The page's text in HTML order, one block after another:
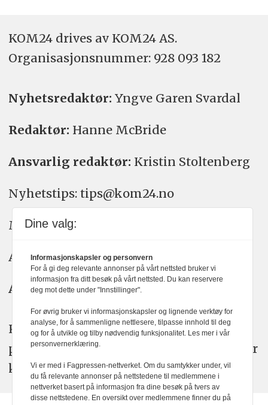
KOM24 drives av KOM24 AS.
Organisasjons­nummer: 928 093 182
Nyhetsredaktør: Yngve Garen Svardal
Redaktør: Hanne McBride
Ansvarlig redaktør: Kristin Stoltenberg
Nyhetstips: tips@kom24.no
Meninger: meninger@kom24.no
Annonse: annonse@watchmedia.no
Abonnement:kom24@watchmedia.no
KOM24 arbeider etter Vær Varsom-
plakatens regler for god presseskikk. Her
kan du lese mer omPFUsarbeid.
Dine valg:
Informasjonskapsler og personvern
For å gi deg relevante annonser på vårt nettsted bruker vi
informasjon fra ditt besøk på vårt nettsted. Du kan reservere
deg mot dette under "Innstillinger".
For øvrig bruker vi informasjonskapsler og lignende verktøy for
analyse, for å sammenligne nettlesere, tilpasse innhold til deg
og for å utvikle og tilby nødvendig funksjonalitet. Les mer i vår
personvernerklæring.
Vi er med i Fagpressen-nettverket. Om du samtykker under, vil
du få relevante annonser på nettstedene til medlemmene i
nettverket basert på informasjon fra dine besøk på tvers av
disse nettstedene. En oversikt over medlemmene finner du på